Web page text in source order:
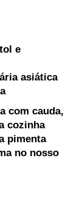
e
asiática
com cauda,
cozinha
pimenta
no nosso